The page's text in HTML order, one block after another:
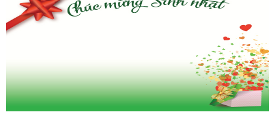
Ông Đỗ Văn Vẻ là Chủ tịch Hiệp hội Doanh nghiệp tỉnh Hưng Yên
Hiệp hội doanh nghiệp tỉnh Hưng Yên: Cập nhật chính sách thuế mới